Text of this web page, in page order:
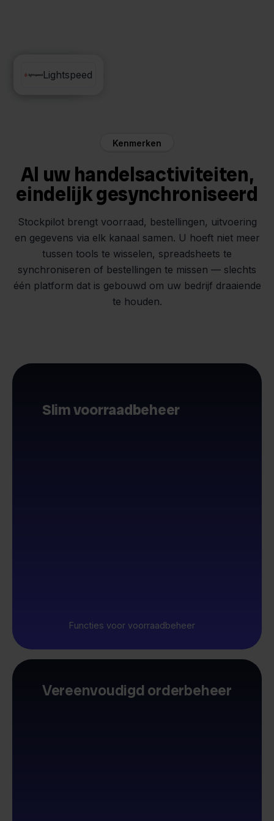
Zapier
Lightspeed
Kenmerken
Al uw handelsactiviteiten,
eindelijk gesynchroniseerd
Stockpilot brengt voorraad, bestellingen, uitvoering
en gegevens via elk kanaal samen. U hoeft niet meer
tussen tools te wisselen, spreadsheets te
synchroniseren of bestellingen te missen — slechts
één platform dat is gebouwd om uw bedrijf draaiende
te houden.
Slim voorraadbeheer
Functies voor voorraadbeheer
Vereenvoudigd orderbeheer